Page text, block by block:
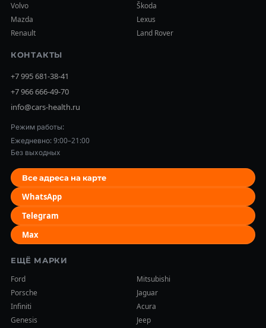
Volvo
Škoda
Mazda
Lexus
Renault
Land Rover
КОНТАКТЫ
+7 995 681-38-41
+7 966 666-49-70
info@cars-health.ru
Режим работы:
Ежедневно: 9:00–21:00
Без выходных
Все адреса на карте
WhatsApp
Telegram
Max
ЕЩЁ МАРКИ
Ford
Mitsubishi
Porsche
Jaguar
Infiniti
Acura
Genesis
Jeep